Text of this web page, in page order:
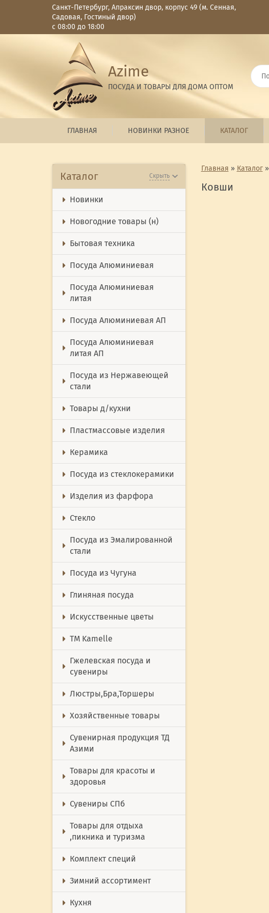
Санкт-Петербург, Апраксин двор, корпус 49 (м. Сенная,
Садовая, Гостиный двор)
с 08:00 до 18:00
Azime
ПОСУДА И ТОВАРЫ ДЛЯ ДОМА ОПТОМ
ГЛАВНАЯ НОВИНКИ РАЗНОЕ КАТАЛОГ
Каталог Скрыть
Новинки
Новогодние товары (н)
Бытовая техника
Посуда Алюминиевая
Посуда Алюминиевая
литая
Посуда Алюминиевая АП
Посуда Алюминиевая
литая АП
Посуда из Нержавеющей
стали
Товары д/кухни
Пластмассовые изделия
Керамика
Посуда из стеклокерамики
Изделия из фарфора
Стекло
Посуда из Эмалированной
стали
Посуда из Чугуна
Глиняная посуда
Искусственные цветы
ТМ Kamelle
Гжелевская посуда и
сувениры
Люстры,Бра,Торшеры
Хозяйственные товары
Сувенирная продукция ТД
Азими
Товары для красоты и
здоровья
Сувениры СПб
Товары для отдыха
,пикника и туризма
Комплект специй
Зимний ассортимент
Кухня
Главная » Каталог»
Ковши